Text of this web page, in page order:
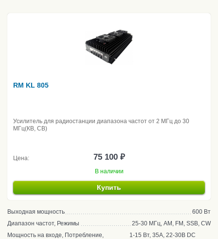
RM KL 805
Усилитель для радиостанции диапазона частот от 2 МГц до 30
МГц(КВ, CB)
Цена: 75 100 ₽
В наличии
Купить
Выходная мощность
600 Вт
Диапазон частот, Режимы
25-30 МГц, AM, FM, SSB, CW
Мощность на входе, Потребление,
1-15 Вт, 35А, 22-30В DC